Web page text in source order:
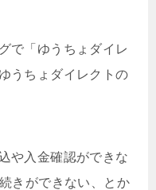
で「ゆうちょダイレ
うちょダイレクトの
や入金確認ができな
きができない、とか